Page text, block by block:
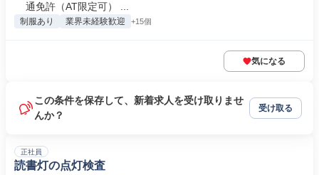
通免許（AT限定可） ...
制服あり 業界未経験歓迎 +15個
気になる
この条件を保存して、新着求人を受け取りませ
んか？
受け取る
正社員
読書灯の点灯検査